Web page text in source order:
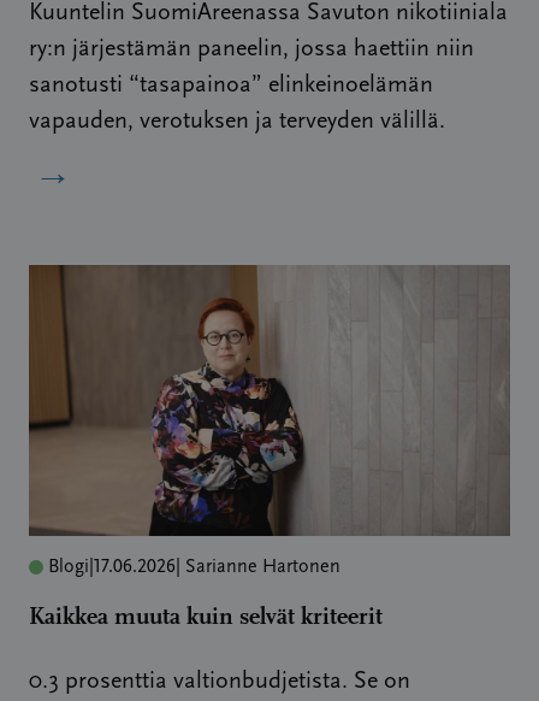
Kuuntelin SuomiAreenassa Savuton nikotiiniala
ry:n järjestämän paneelin, jossa haettiin niin
sanotusti “tasapainoa” elinkeinoelämän
vapauden, verotuksen ja terveyden välillä.
→
Blogi 17.06.2026 | Sarianne Hartonen
Kaikkea muuta kuin selvät kriteerit
0.3 prosenttia valtionbudjetista. Se on